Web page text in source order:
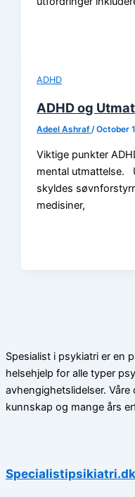
ADHD
ADHD og
Adeel Ashraf/October
Viktige punkter
mental utmattelse.
skyldes
medisiner,
Spesialist i psykiatri er en
helsehjelp for alle typer
avhengighetslidelser.
kunnskap og mange års
Specialistipsikiatri.dk